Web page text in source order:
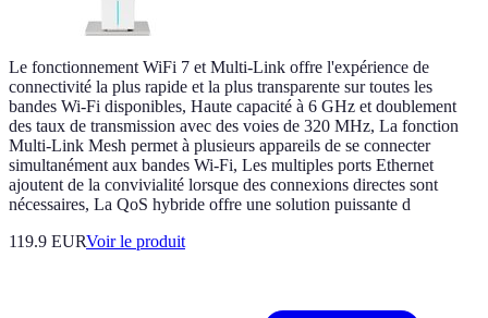
Le fonctionnement WiFi 7 et Multi-Link offre l'expérience de
connectivité la plus rapide et la plus transparente sur toutes les
bandes Wi-Fi disponibles, Haute capacité à 6 GHz et doublement
des taux de transmission avec des voies de 320 MHz, La fonction
Multi-Link Mesh permet à plusieurs appareils de se connecter
simultanément aux bandes Wi-Fi, Les multiples ports Ethernet
ajoutent de la convivialité lorsque des connexions directes sont
nécessaires, La QoS hybride offre une solution puissante d
119.9 EURVoir le produit